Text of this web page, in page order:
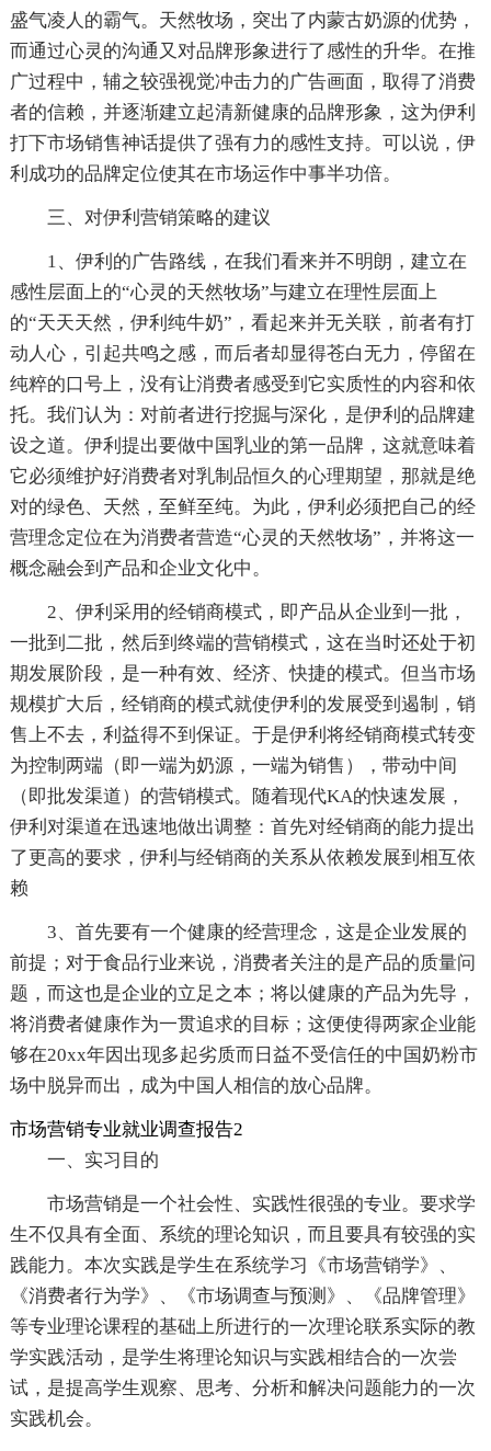
盛气凌人的霸气。天然牧场，突出了内蒙古奶源的优势，
而通过心灵的沟通又对品牌形象进行了感性的升华。在推
广过程中，辅之较强视觉冲击力的广告画面，取得了消费
者的信赖，并逐渐建立起清新健康的品牌形象，这为伊利
打下市场销售神话提供了强有力的感性支持。可以说，伊
利成功的品牌定位使其在市场运作中事半功倍。
三、对伊利营销策略的建议
1、伊利的广告路线，在我们看来并不明朗，建立在
感性层面上的“心灵的天然牧场”与建立在理性层面上
的“天天天然，伊利纯牛奶”，看起来并无关联，前者有打
动人心，引起共鸣之感，而后者却显得苍白无力，停留在
纯粹的口号上，没有让消费者感受到它实质性的内容和依
托。我们认为：对前者进行挖掘与深化，是伊利的品牌建
设之道。伊利提出要做中国乳业的第一品牌，这就意味着
它必须维护好消费者对乳制品恒久的心理期望，那就是绝
对的绿色、天然，至鲜至纯。为此，伊利必须把自己的经
营理念定位在为消费者营造“心灵的天然牧场”，并将这一
概念融会到产品和企业文化中。
2、伊利采用的经销商模式，即产品从企业到一批，
一批到二批，然后到终端的营销模式，这在当时还处于初
期发展阶段，是一种有效、经济、快捷的模式。但当市场
规模扩大后，经销商的模式就使伊利的发展受到遏制，销
售上不去，利益得不到保证。于是伊利将经销商模式转变
为控制两端（即一端为奶源，一端为销售），带动中间
（即批发渠道）的营销模式。随着现代KA的快速发展，
伊利对渠道在迅速地做出调整：首先对经销商的能力提出
了更高的要求，伊利与经销商的关系从依赖发展到相互依
赖
3、首先要有一个健康的经营理念，这是企业发展的
前提；对于食品行业来说，消费者关注的是产品的质量问
题，而这也是企业的立足之本；将以健康的产品为先导，
将消费者健康作为一贯追求的目标；这便使得两家企业能
够在20xx年因出现多起劣质而日益不受信任的中国奶粉市
场中脱异而出，成为中国人相信的放心品牌。
市场营销专业就业调查报告2
一、实习目的
市场营销是一个社会性、实践性很强的专业。要求学
生不仅具有全面、系统的理论知识，而且要具有较强的实
践能力。本次实践是学生在系统学习《市场营销学》、
《消费者行为学》、《市场调查与预测》、《品牌管理》
等专业理论课程的基础上所进行的一次理论联系实际的教
学实践活动，是学生将理论知识与实践相结合的一次尝
试，是提高学生观察、思考、分析和解决问题能力的一次
实践机会。